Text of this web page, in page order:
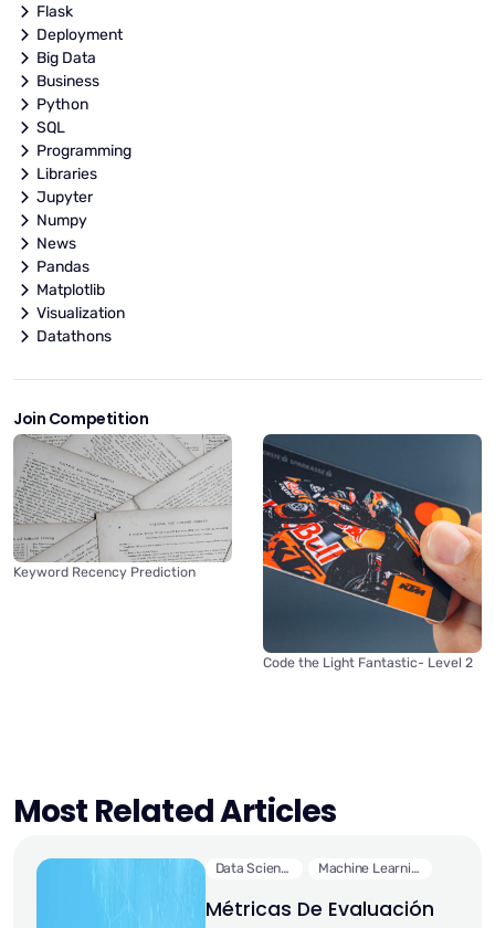
Flask
Deployment
Big Data
Business
Python
SQL
Programming
Libraries
Jupyter
Numpy
News
Pandas
Matplotlib
Visualization
Datathons
Join Competition
Keyword Recency Prediction
Code the Light Fantastic- Level 2
Most Related Articles
Data Science Machine Learning
Métricas De Evaluación